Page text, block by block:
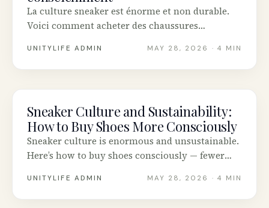
La culture sneaker est énorme et non durable.
Voici comment acheter des chaussures
durée, options de revente canadiennes et
marques crédibles.
UNITYLIFE ADMIN MAY 28, 2026 · 4 MIN
SUSTAINABILITY
Sneaker Culture and Sustainability:
How to Buy Shoes More Consciously
Sneaker culture is enormous and unsustainable.
Here’s how to buy shoes consciously — fewer
brands that actually back up their claims.
UNITYLIFE ADMIN MAY 28, 2026 · 4 MIN